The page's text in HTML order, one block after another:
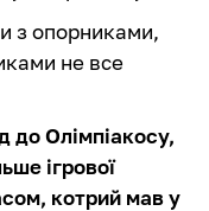
з опорниками,
не все
до Олімпіакосу,
ігрової
котрий мав у